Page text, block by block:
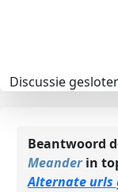
Discussie
Beantwoord
Meanderin
Alternate urls